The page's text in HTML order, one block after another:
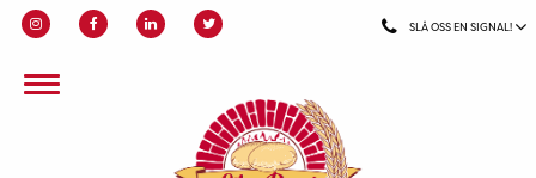
SLÅ OSS EN SIGNAL!